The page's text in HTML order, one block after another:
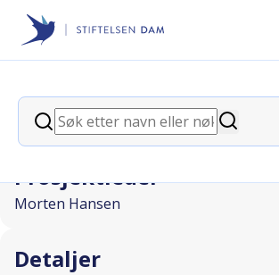
Stiftelsen Dam
Søk
Søk
back
Alle med!
Prosjektleder
Morten Hansen
Detaljer